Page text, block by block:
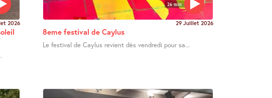
2026
26 min
29 Juillet 2026
8eme festival de Caylus
Le festival de Caylus revient dès vendredi pour sa...